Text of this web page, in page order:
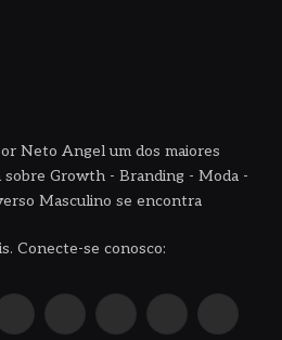
Neto Angel um dos maiores
Growth - Branding - Moda -
Masculino se encontra
Conecte-se conosco:
YouTube LinkedIn WhatsAppReddit TikTok